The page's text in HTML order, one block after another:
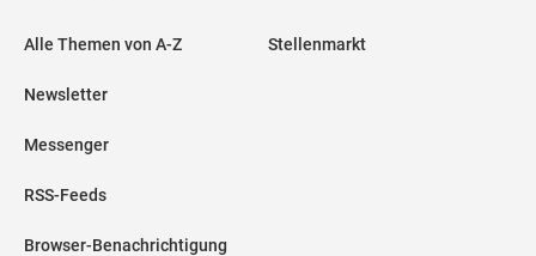
Alle Themen von A-Z
Newsletter
Messenger
RSS-Feeds
Browser-Benachrichtigung
Stellenmarkt